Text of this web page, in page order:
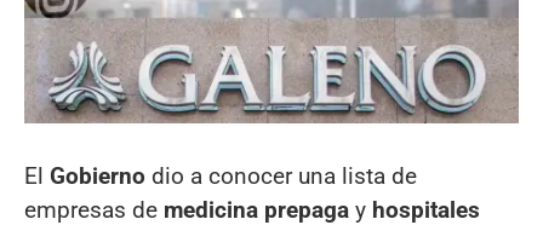
El Gobierno dio a conocer una lista de
empresas de medicina prepaga y hospitales